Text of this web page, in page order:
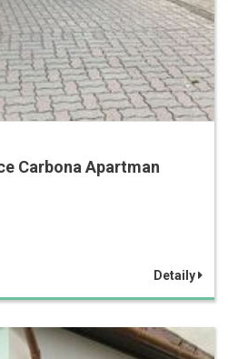
Carbona Apartman
Detaily